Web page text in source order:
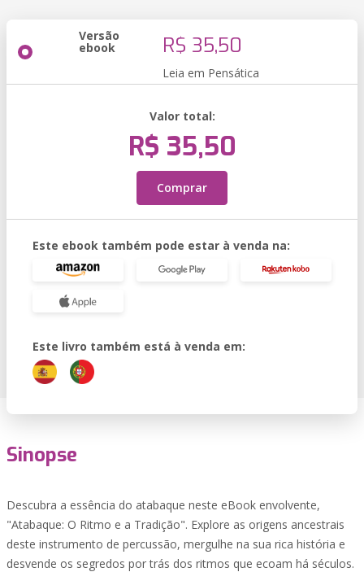
Versão
ebook R$ 35,50
Leia em Pensática
Valor total:
R$ 35,50
Comprar
Este ebook também pode estar à venda na:
Este livro também está à venda em:
Sinopse
Descubra a essência do atabaque neste eBook envolvente,
"Atabaque: O Ritmo e a Tradição". Explore as origens ancestrais
deste instrumento de percussão, mergulhe na sua rica história e
desvende os segredos por trás dos ritmos que ecoam há séculos.